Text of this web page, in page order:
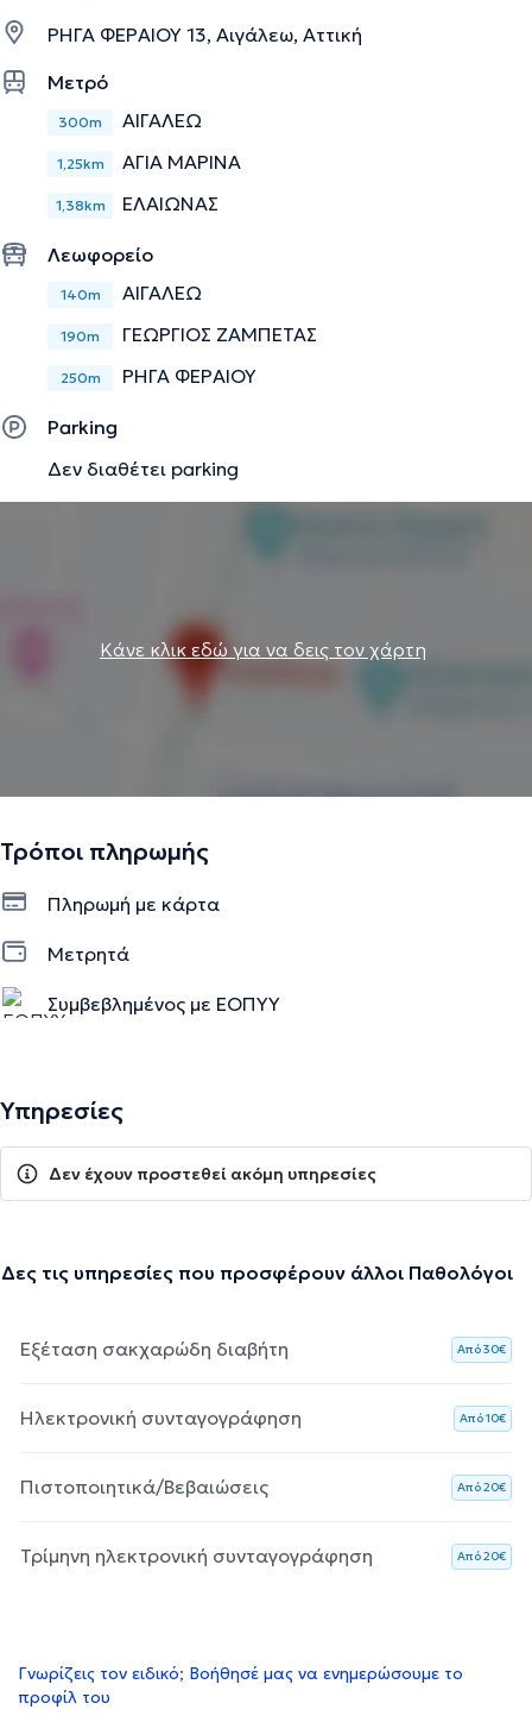
ΡΗΓΑ ΦΕΡΑΙΟΥ 13, Αιγάλεω, Αττική
Μετρό
300m ΑΙΓΑΛΕΩ
1,25km ΑΓΙΑ ΜΑΡΙΝΑ
1,38km ΕΛΑΙΩΝΑΣ
Λεωφορείο
140m ΑΙΓΑΛΕΩ
190m ΓΕΩΡΓΙΟΣ ΖΑΜΠΕΤΑΣ
250m ΡΗΓΑ ΦΕΡΑΙΟΥ
Parking
Δεν διαθέτει parking
Κάνε κλικ εδώ για να δεις τον χάρτη
Τρόποι πληρωμής
Πληρωμή με κάρτα
Μετρητά
Συμβεβλημένος με ΕΟΠΥΥ
Υπηρεσίες
Δεν έχουν προστεθεί ακόμη υπηρεσίες
Δες τις υπηρεσίες που προσφέρουν άλλοι Παθολόγοι
Εξέταση σακχαρώδη διαβήτη Aπό 30€
Ηλεκτρονική συνταγογράφηση Aπό 10€
Πιστοποιητικά/Βεβαιώσεις Aπό 20€
Τρίμηνη ηλεκτρονική συνταγογράφηση Aπό 20€
Γνωρίζεις τον ειδικό; Βοήθησέ μας να ενημερώσουμε το
προφίλ του